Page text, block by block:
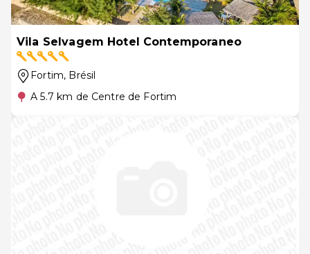
Vila Selvagem Hotel Contemporaneo
Fortim, Brésil
A 5.7 km de Centre de Fortim